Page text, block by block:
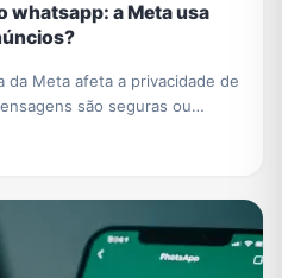
whatsapp: a Meta usa
da Meta afeta a privacidade de
são seguras ou